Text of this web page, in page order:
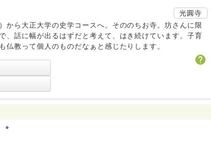
光圓寺
から大正大学の史学コースへ。そののちお寺。坊さんに限
、話に幅が出るはずだと考えて、はき続けています。子育
仏教って個人のものだなぁと感じたりします。